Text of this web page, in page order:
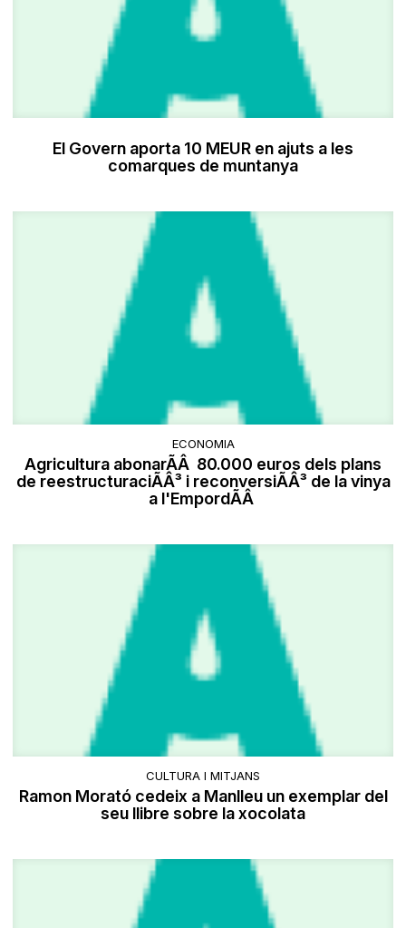
El Govern aporta 10 MEUR en ajuts a les
comarques de muntanya
ECONOMIA
Agricultura abonarÃÂ 80.000 euros dels plans
de reestructuraciÃÂ³ i reconversiÃÂ³ de la vinya
a l'EmpordÃÂ
CULTURA I MITJANS
Ramon Morató cedeix a Manlleu un exemplar del
seu llibre sobre la xocolata